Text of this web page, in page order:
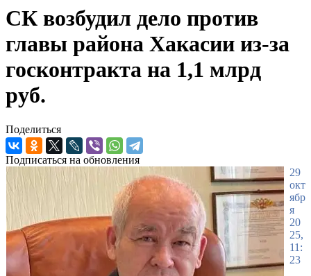
СК возбудил дело против
главы района Хакасии из-за
госконтракта на 1,1 млрд
руб.
Поделиться
Подписаться на обновления
29
окт
ябр
я
20
25,
11:
23